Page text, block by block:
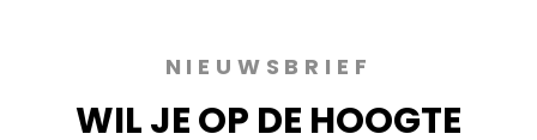
NIEUWSBRIEF
WIL JE OP DE HOOGTE